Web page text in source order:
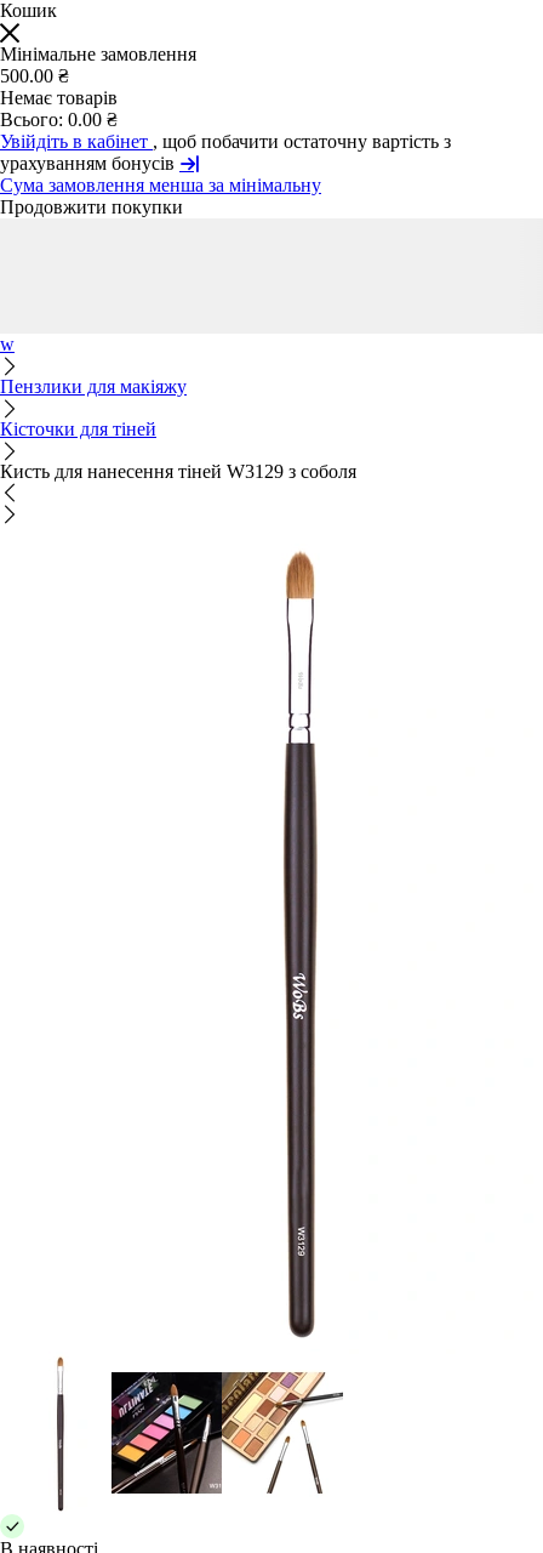
Кошик
Мінімальне замовлення
500.00 ₴
Немає товарів
Всього: 0.00 ₴
Увійдіть в кабінет , щоб побачити остаточну вартість з
урахуванням бонусів
Сума замовлення менша за мінімальну
Продовжити покупки
w
Пензлики для макіяжу
Кісточки для тіней
Кисть для нанесення тіней W3129 з соболя